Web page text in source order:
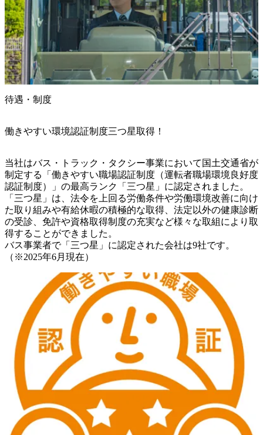
待遇・制度
働きやすい環境認証制度三つ星取得！
当社はバス・トラック・タクシー事業において国土交通省が
制定する「働きやすい職場認証制度（運転者職場環境良好度
認証制度）」の最高ランク「三つ星」に認定されました。
「三つ星」は、法令を上回る労働条件や労働環境改善に向け
た取り組みや有給休暇の積極的な取得、法定以外の健康診断
の受診、免許や資格取得制度の充実など様々な取組により取
得することができました。
バス事業者で「三つ星」に認定された会社は9社です。
（※2025年6月現在）